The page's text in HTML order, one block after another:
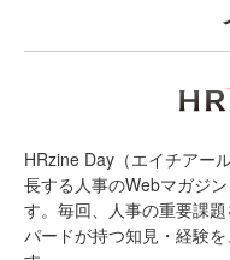
HRzine Day（エイチアー
長する人事のWebマガジ
す。毎回、人事の重要課
パードが持つ知見・経験